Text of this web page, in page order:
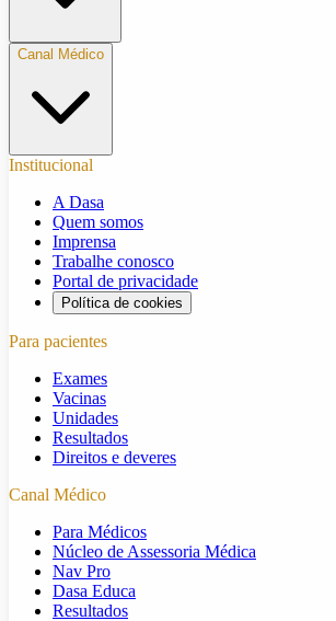
Canal Médico
Institucional
A Dasa
Quem somos
Imprensa
Trabalhe conosco
Portal de privacidade
Política de cookies
Para pacientes
Exames
Vacinas
Unidades
Resultados
Direitos e deveres
Canal Médico
Para Médicos
Núcleo de Assessoria Médica
Nav Pro
Dasa Educa
Resultados